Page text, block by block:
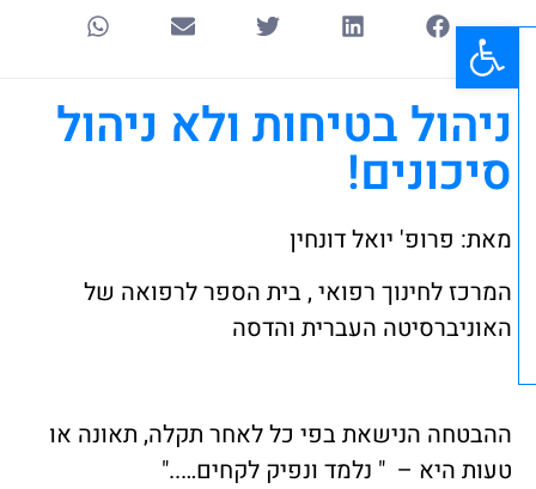
פתח סרגל נגישות
ניהול בטיחות ולא ניהול
סיכונים!
מאת: פרופ' יואל דונחין
המרכז לחינוך רפואי , בית הספר לרפואה של
האוניברסיטה העברית והדסה
ההבטחה הנישאת בפי כל לאחר תקלה, תאונה או
טעות היא – " נלמד ונפיק לקחים….."